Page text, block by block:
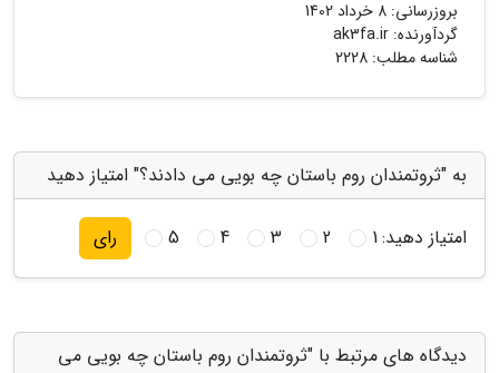
بروزرسانی: 8 خرداد 1402
گردآورنده: ak3fa.ir
شناسه مطلب: 2228
به "ثروتمندان روم باستان چه بویی می دادند؟" امتیاز دهید
امتیاز دهید:1
2
3
4
5 رای
دیدگاه های مرتبط با "ثروتمندان روم باستان چه بویی می